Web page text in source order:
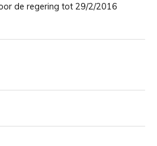
de regering tot 29/2/2016